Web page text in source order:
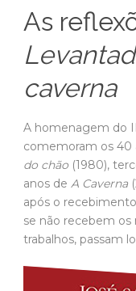
A homenagem do
comemoram os 40
do chão(1980),
anos deA Caverna
após o
trabalhos, passam